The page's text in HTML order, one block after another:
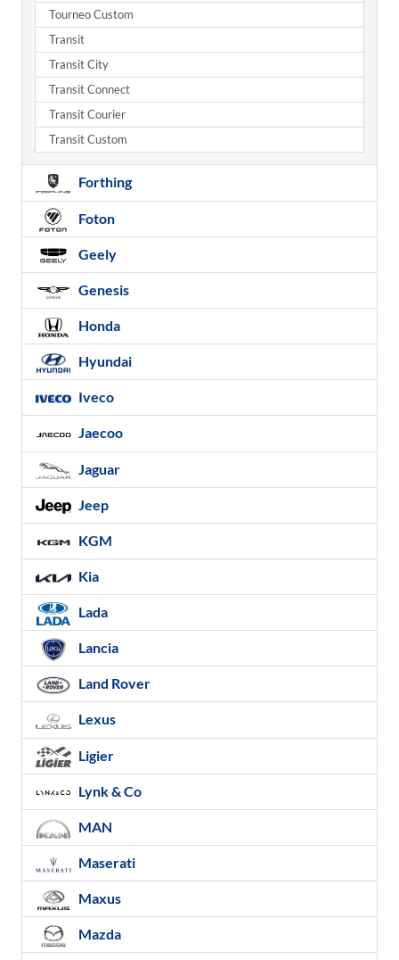
Tourneo Custom
Transit
Transit City
Transit Connect
Transit Courier
Transit Custom
Forthing
Foton
Geely
Genesis
Honda
Hyundai
Iveco
Jaecoo
Jaguar
Jeep
KGM
Kia
Lada
Lancia
Land Rover
Lexus
Ligier
Lynk & Co
MAN
Maserati
Maxus
Mazda